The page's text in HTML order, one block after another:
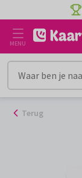
naar
inhoud
MENU
Terug